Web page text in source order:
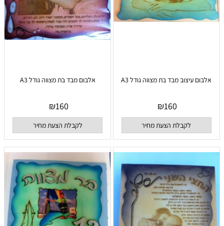
אלבום עיצוב מבד בת מצווה גודל A3
₪160
לקבלת הצעת מחיר
אלבום מבד בת מצווה גודל A3
₪160
לקבלת הצעת מחיר